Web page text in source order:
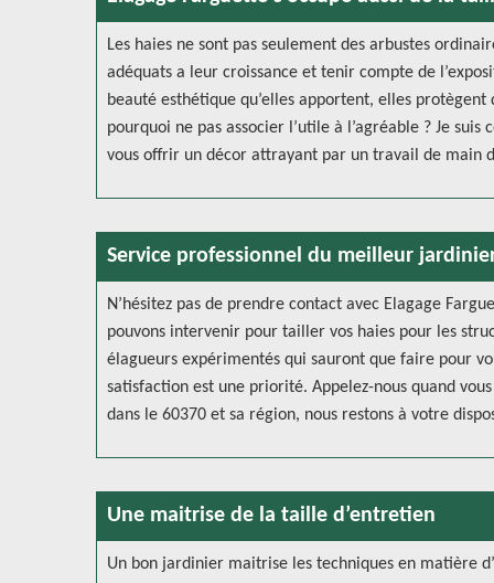
Les haies ne sont pas seulement des arbustes
adéquats a leur croissance et tenir compte de
beauté esthétique qu’elles apportent, elles
pourquoi ne pas associer l’utile à l’agréable ? Je
vous offrir un décor attrayant par un travail de main
Service professionnel du meilleur
N’hésitez pas de prendre contact avec Elagage
pouvons intervenir pour tailler vos haies pour les
élagueurs expérimentés qui sauront que faire pour
satisfaction est une priorité. Appelez-nous quand
dans le 60370 et sa région, nous restons à votre
Une maitrise de la taille d’entretien
Un bon jardinier maitrise les techniques en matière